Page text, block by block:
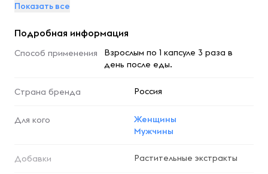
Преимущества:
как экстракт гарцинии камбоджийской, L-карнитин L-
тартрат, экстракт зеленого чая и пиколинат хрома —
ускоряют переработку жиров.
экстрактов и микроэлементов помогает снизить чувство
голода и уменьшить общее потребление калорий, что
Максимальный результат — минимум усилий:
работает сразу по нескольким направлениям:
Показать все
Подробная информация
Способ применения
Взрослым по 1 капсуле 3 раза в
день после еды.
Страна бренда Россия
Для кого
Женщины
Мужчины
Добавки Растительные экстракты